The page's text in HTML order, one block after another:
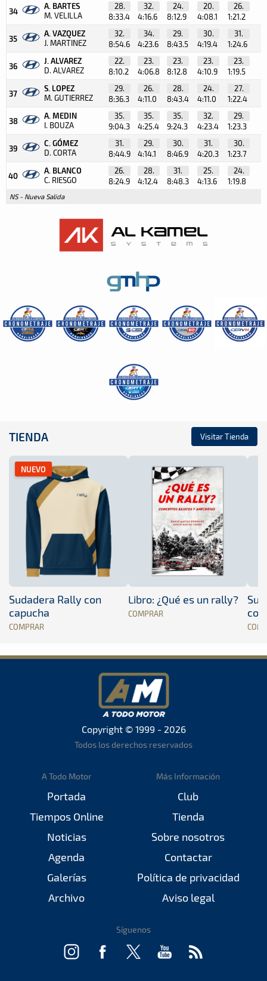
34
A. BARTES
M. VELILLA
28.
8:33.4
32.
4:16.6
24.
8:12.9
20.
4:08.1
26.
1:21.2
35
A. VAZQUEZ
J. MARTINEZ
32.
8:54.6
34.
4:23.6
29.
8:43.5
30.
4:19.4
31.
1:24.6
36
J. ALVAREZ
D. ALVAREZ
22.
8:10.2
23.
4:06.8
23.
8:12.8
23.
4:10.9
23.
1:19.5
37
S. LOPEZ
M. GUTIERREZ
29.
8:36.3
26.
4:11.0
28.
8:43.4
24.
4:11.0
27.
1:22.4
38
A. MEDIN
I. BOUZA
35.
9:04.3
35.
4:25.4
35.
9:24.3
32.
4:23.4
29.
1:23.3
39
C. GÓMEZ
D. CORTA
31.
8:44.9
29.
4:14.1
30.
8:46.9
31.
4:20.3
30.
1:23.7
40
A. BLANCO
C. RIESGO
26.
8:24.9
28.
4:12.4
31.
8:48.3
25.
4:13.6
24.
1:19.8
NS - Nueva Salida
TIENDA Visitar Tienda
NUEVO
Sudadera Rally con
capucha
COMPRAR
Libro: ¿Qué es un rally?
COMPRAR
Copyright © 1999 - 2026
Todos los derechos reservados
A Todo Motor
Portada
Tiempos Online
Noticias
Agenda
Galerías
Archivo
Más Información
Club
Tienda
Sobre nosotros
Contactar
Política de privacidad
Aviso legal
Síguenos